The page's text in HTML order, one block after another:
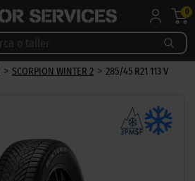
0
> SCORPION WINTER 2 > 285/45 R21 113 V